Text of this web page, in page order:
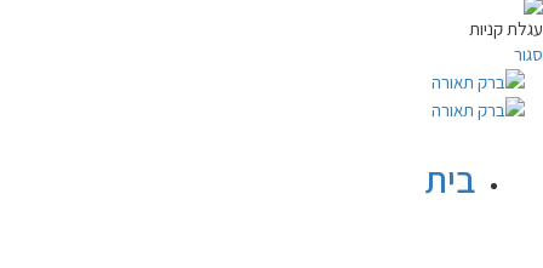
עגלת קניות
סגור
בית